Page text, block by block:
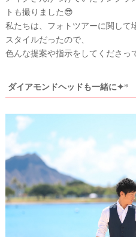
トも撮りました😎
私たちは、フォトツアーに関し
スタイルだったので、
色んな提案や指示をしてくださっ
ダイアモンドヘッドも一緒に✦*